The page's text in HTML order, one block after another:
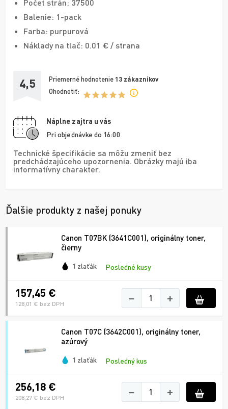
Počet strán: 37500
Balenie: 1-pack
Farba: purpurová
Náklady na tlač: 0.01 € / strana
4,5 Priemerné hodnotenie 13 zákazníkov
Ohodnotiť:
Náplne zajtra u vás
Pri objednávke do 16:00
Technické špecifikácie sa môžu zmeniť bez
predchádzajúceho upozornenia. Obrázky majú iba
informatívny charakter.
Ďalšie produkty z našej ponuky
Canon T07BK (3641C001), originálny toner,
čierny
1 zlaťák Posledné kusy
157,45 €
128,01 € bez DPH − +
Canon T07C (3642C001), originálny toner,
azúrový
1 zlaťák Posledný kus
256,18 €
208,27 € bez DPH − +